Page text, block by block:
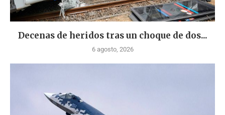
Decenas de heridos tras un choque de dos...
6 agosto, 2026